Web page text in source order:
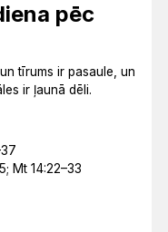
pēc
tīrums ir pasaule, un
ir ļaunā dēli.
Mt 14:22–33